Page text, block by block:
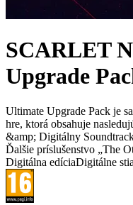
SCARLET
Upgrade
Ultimate Upgrade Pack je
hre, ktorá obsahuje
&amp; Digitálny
Ďalšie príslušenstvo „The
Digitálna edíciaDigitálne